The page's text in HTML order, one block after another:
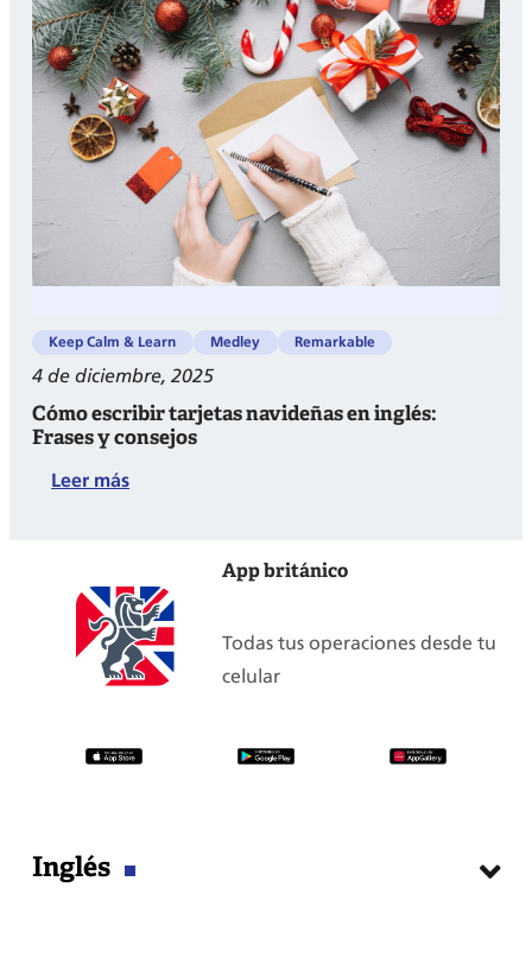
que
puedes
explorar
online
para
aprender
inglés
cultura
Keep Calm & Learn Medley Remarkable
4 de diciembre, 2025
Cómo escribir tarjetas navideñas en inglés:
Frases y consejos
Leer más:
navideñas
en
inglés:
y
App británico
Todas tus operaciones desde tu
celular
Inglés